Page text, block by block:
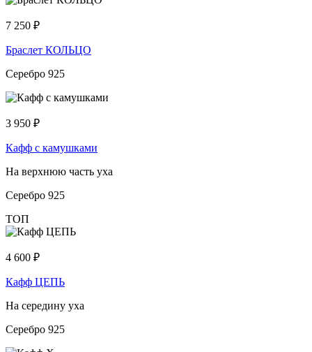
7 250 ₽
Браслет КОЛЬЦО
Серебро 925
3 950 ₽
Кафф с камушками
На верхнюю часть уха
Серебро 925
ТОП
4 600 ₽
Кафф ЦЕПЬ
На середину уха
Серебро 925